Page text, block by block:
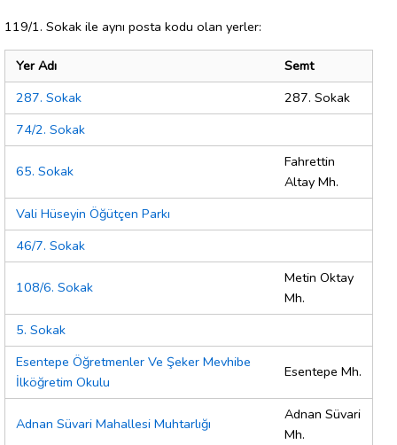
119/1. Sokak ile aynı posta kodu olan yerler:
Yer Adı
Semt
287. Sokak
287. Sokak
74/2. Sokak
65. Sokak
Fahrettin
Altay Mh.
Vali Hüseyin Öğütçen Parkı
46/7. Sokak
108/6. Sokak
Metin Oktay
Mh.
5. Sokak
Esentepe Öğretmenler Ve Şeker Mevhibe
İlköğretim Okulu
Esentepe Mh.
Adnan Süvari Mahallesi Muhtarlığı
Adnan Süvari
Mh.